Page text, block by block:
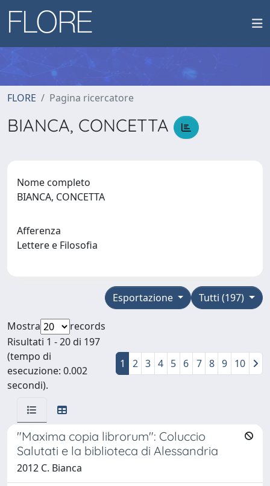
FLORE Pagina ricercatore
BIANCA, CONCETTA
Nome completo
BIANCA, CONCETTA
Afferenza
Lettere e Filosofia
Tutti (197)
Esportazione
Mostra
records
Risultati 1 - 20 di 197
(tempo di
esecuzione: 0.002
secondi).
1 2 3 4 5 6 7 8 9 10
"Maxima copia librorum": Coluccio
Salutati e la biblioteca di Alessandria
2012 C. Bianca